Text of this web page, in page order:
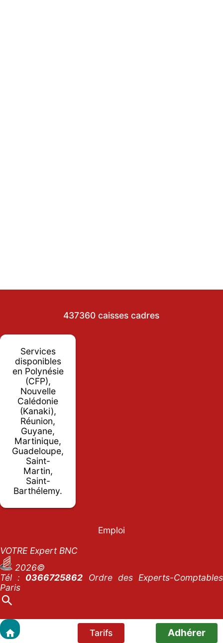
437360 caisses cadres
Services
disponibles
en Polynésie
(CFP),
Nouvelle
Calédonie
(Kanaki),
Réunion,
Guyane,
Martinique,
Guadeloupe,
Saint-
Martin,
Saint-
Barthélemy.
Emploi
VOTRE Expert BNC
2026©
Tél : 0366725862 Ordre des Experts-Comptables
Paris
Tarifs Adhérer